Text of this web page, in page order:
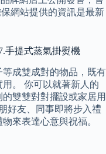
網站提供的資訊是最新
手提式蒸氣掛熨機
成雙成對的物品，既有
。 你可以就著新人的
雙雙對對擺設或家居用
好友、同事即將步入禮
來表達心意與祝福。